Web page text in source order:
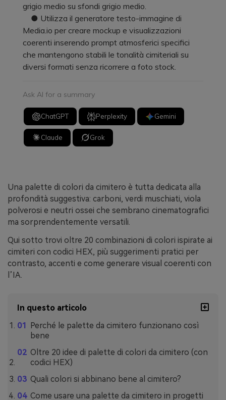
grigio medio su sfondi grigio medio.
● Utilizza il generatore testo-immagine di
Media.io per creare mockup e visualizzazioni
coerenti inserendo prompt atmosferici specifici
che mantengono stabili le tonalità cimiteriali su
diversi formati senza ricorrere a foto stock.
Ask AI for a summary
ChatGPT Perplexity Gemini
Claude Grok
Una palette di colori da cimitero è tutta dedicata alla
profondità suggestiva: carboni, verdi muschiati, viola
polverosi e neutri ossei che sembrano cinematografici
ma sorprendentemente versatili.
Qui sotto trovi oltre 20 combinazioni di colori ispirate ai
cimiteri con codici HEX, più suggerimenti pratici per
contrasto, accenti e come generare visual coerenti con
l’IA.
In questo articolo
Perché le palette da cimitero funzionano così
bene
Oltre 20 idee di palette di colori da cimitero (con
codici HEX)
Quali colori si abbinano bene al cimitero?
Come usare una palette da cimitero in progetti